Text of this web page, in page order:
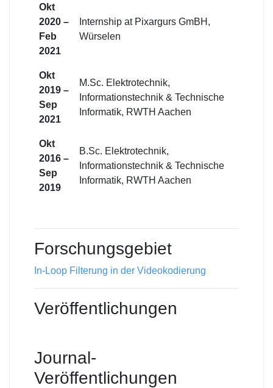
Okt
2020 –
Feb
2021
Internship at Pixargurs GmBH,
Würselen
Okt
2019 –
Sep
2021
M.Sc. Elektrotechnik,
Informationstechnik & Technische
Informatik, RWTH Aachen
Okt
2016 –
Sep
2019
B.Sc. Elektrotechnik,
Informationstechnik & Technische
Informatik, RWTH Aachen
Forschungsgebiet
In-Loop Filterung in der Videokodierung
Veröffentlichungen
Journal-
Veröffentlichungen